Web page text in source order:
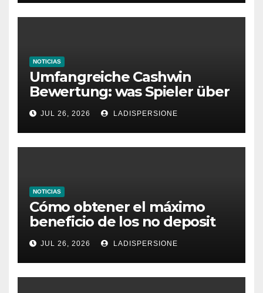
NOTICIAS
Umfangreiche Cashwin
Bewertung: was Spieler über
dieses Casino denken
JUL 26, 2026 LADISPERSIONE
NOTICIAS
Cómo obtener el máximo
beneficio de los no deposit
bonus codes de roby casino
JUL 26, 2026 LADISPERSIONE